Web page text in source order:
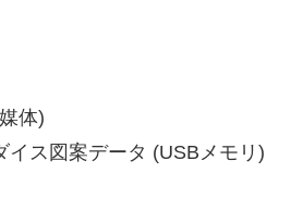
体)
イス図案データ (USBメモリ)